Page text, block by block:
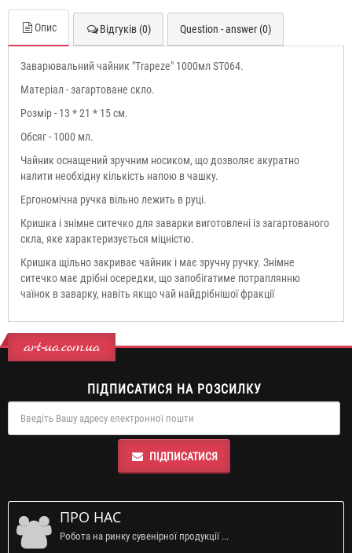
Опис Відгуків (0) Question - answer (0)
Заварювальний чайник "Trapeze" 1000мл ST064.
Матеріал - загартоване скло.
Розмір - 13 * 21 * 15 см.
Обсяг - 1000 мл.
Чайник оснащений зручним носиком, що дозволяє акуратно
налити необхідну кількість напою в чашку.
Ергономічна ручка вільно лежить в руці.
Кришка і знімне ситечко для заварки виготовлені із загартованого
скла, яке характеризується міцністю.
Кришка щільно закриває чайник і має зручну ручку. Знімне
ситечко має дрібні осередки, що запобігатиме потраплянню
чаїнок в заварку, навіть якщо чай найдрібнішої фракції
art-ua.com.ua
ПІДПИСАТИСЯ НА РОЗСИЛКУ
ПІДПИСАТИСЯ
ПРО НАС
Робота на ринку сувенірної продукції ...